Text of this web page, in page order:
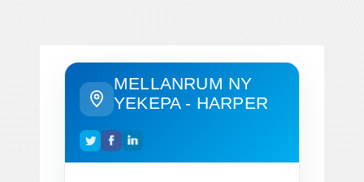
MELLANRUM NY
YEKEPA - HARPER